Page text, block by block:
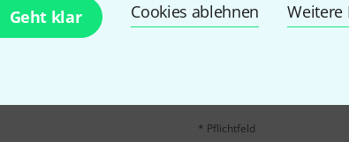
Geht klar Cookies ablehnen Weitere
mit etwas Glück
E-Mail-Adresse*
Mit Klick auf „Jetzt
Nutzungsverhaltens zu. Die
* Pflichtfeld